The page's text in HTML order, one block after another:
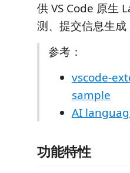
供 VS Code 原生
测、提交信息生
参考：
vscode-
sample
AI
功能特性